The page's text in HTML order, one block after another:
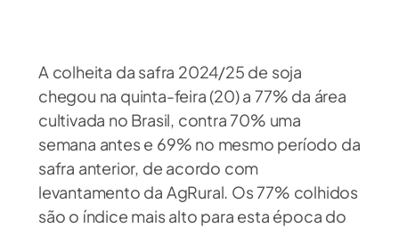
A colheita da safra 2024/25 de soja
chegou na quinta-feira (20) a 77% da área
cultivada no Brasil, contra 70% uma
semana antes e 69% no mesmo período da
safra anterior, de acordo com
levantamento da AgRural. Os 77% colhidos
são o índice mais alto para esta época do